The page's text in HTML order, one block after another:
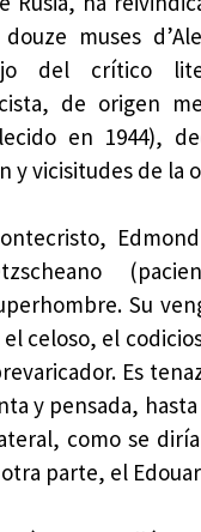
muses
del crítico
de origen
en 1944),
y vicisitudes de la
Su
celoso, el
Es
y pensada,
como se
parte, el